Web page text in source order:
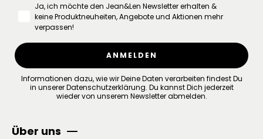
Ja, ich möchte den Jean&Len Newsletter erhalten &
keine Produktneuheiten, Angebote und Aktionen mehr
verpassen!
ANMELDEN
Informationen dazu, wie wir Deine Daten verarbeiten findest Du
in unsererDatenschutzerklärung. Du kannst Dich jederzeit
wieder von unserem Newsletter abmelden.
Über uns